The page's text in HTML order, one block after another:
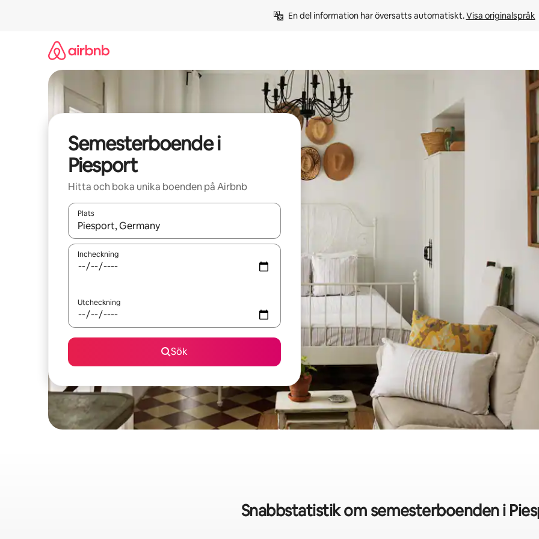
En del information har översatts automatiskt. Visa originalspråk
Semesterboende i
Piesport
Hitta och boka unika boenden på Airbnb
Plats
När resultaten är tillgängliga kan du navigera med upp- och nedåtpilarna eller utforska genom att trycka eller svepa.
Incheckning
Utcheckning
Sök
Snabbstatistik om semesterboenden i